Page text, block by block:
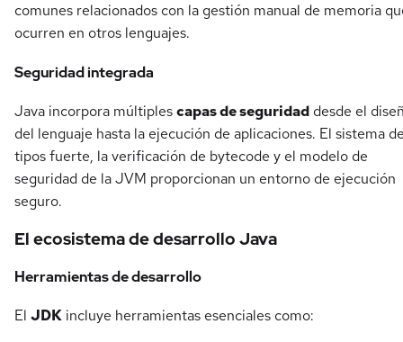
comunes relacionados con la gestión manual de memoria
ocurren en otros lenguajes.
Seguridad integrada
Java incorpora múltiplescapas de seguridad desde el
del lenguaje hasta la ejecución de aplicaciones. El sistema
tipos fuerte, la verificación de bytecode y el modelo de
seguridad de la JVM proporcionan un entorno de ejecución
seguro.
El ecosistema de desarrollo Java
Herramientas de desarrollo
El JDK incluye herramientas esenciales como: